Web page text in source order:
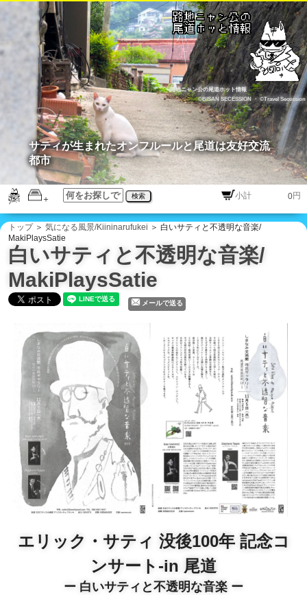
路地ニャン公の尾道ホット情報
©BISAN SECESSION
・©Travel Secession
検索 円
サティが生まれたオンフルールと尾道は友好交流
都市
トップ＞ 気になる風景/Kiininarufukei ＞ 白いサティと不透明な音楽/
MakiPlaysSatie
白いサティと不透明な音楽/
MakiPlaysSatie
メールで送る
エリック・サティ 没後100年 記念コ
ンサート-in 尾道
ー 白いサティと不透明な音楽 ー